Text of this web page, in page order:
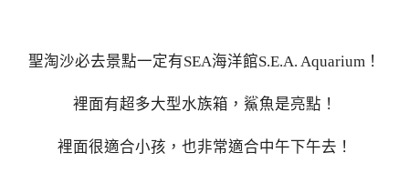
聖淘沙必去景點一定有SEA海洋館S.E.A. Aquarium！
裡面有超多大型水族箱，鯊魚是亮點！
裡面很適合小孩，也非常適合中午下午去！